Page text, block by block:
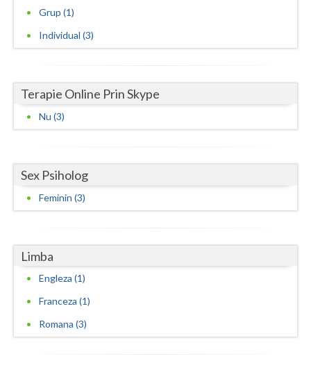
Grup (1)
Individual (3)
Terapie Online Prin Skype
Nu (3)
Sex Psiholog
Feminin (3)
Limba
Engleza (1)
Franceza (1)
Romana (3)